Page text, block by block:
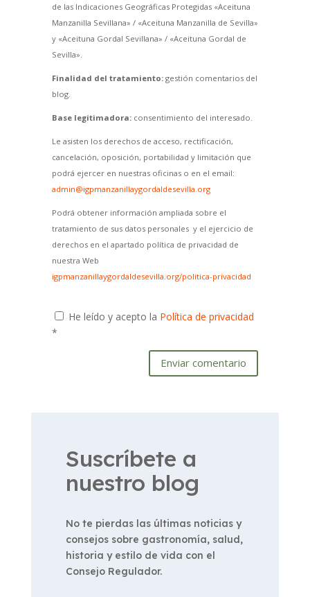
de las Indicaciones Geográficas Protegidas «Aceituna
Manzanilla Sevillana» / «Aceituna Manzanilla de Sevilla»
y «Aceituna Gordal Sevillana» / «Aceituna Gordal de
Sevilla».
Finalidad del tratamiento:gestión comentarios del
blog.
Base legitimadora:consentimiento del interesado.
Le asisten los derechos de acceso, rectificación,
cancelación, oposición, portabilidad y limitación que
podrá ejercer en nuestras oficinas o en el email:
admin@igpmanzanillaygordaldesevilla.org
Podrá obtener información ampliada sobre el
tratamiento de sus datos personales y el ejercicio de
derechos en el apartado política de privacidad de
nuestra Web
igpmanzanillaygordaldesevilla.org/politica-privacidad
He leído y acepto la Política de privacidad
*
Enviar comentario
Suscríbete a
nuestro blog
No te pierdas las últimas noticias y
consejos sobre gastronomía, salud,
historia y estilo de vida con el
Consejo Regulador.